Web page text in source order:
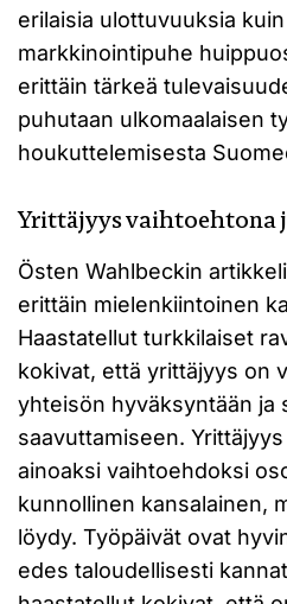
erilaisia ulottuvuuksia
markkinointipuhe
erittäin tärkeä
puhutaan ulkomaalaisen
houkuttelemisesta
Yrittäjyys vaihtoehtona
Östen Wahlbeckin
erittäin mielenkiintoinen
Haastatellut turkkilaiset
kokivat, että yrittäjyys on
yhteisön hyväksyntään ja
saavuttamiseen.
ainoaksi vaihtoehdoksi
kunnollinen kansalainen,
löydy. Työpäivät ovat
edes taloudellisesti